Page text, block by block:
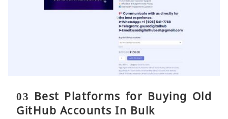
03 Best Platforms for Buying Old
GitHub Accounts In Bulk